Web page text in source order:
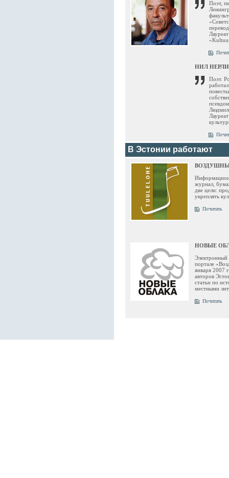
Поэт,
НИЛ
Поэт.
В Эстонии работают
журнал,
две цели:
укреплять
Почитать
НОВЫЕ
портале
января 2007
авторов
статьи по
местными
Почитать